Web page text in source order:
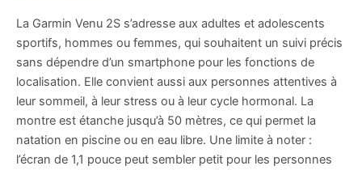
La Garmin Venu 2S s’adresse aux adultes et adolescents
sportifs, hommes ou femmes, qui souhaitent un suivi précis
sans dépendre d’un smartphone pour les fonctions de
localisation. Elle convient aussi aux personnes attentives à
leur sommeil, à leur stress ou à leur cycle hormonal. La
montre est étanche jusqu’à 50 mètres, ce qui permet la
natation en piscine ou en eau libre. Une limite à noter :
l’écran de 1,1 pouce peut sembler petit pour les personnes